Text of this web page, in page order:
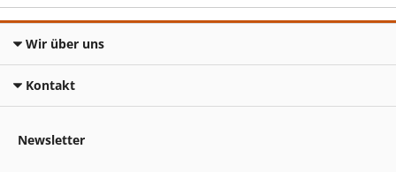
Wir über uns
Kontakt
Newsletter